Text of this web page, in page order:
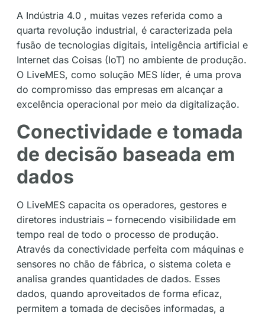
A Indústria 4.0 , muitas vezes referida como a
quarta revolução industrial, é caracterizada pela
fusão de tecnologias digitais, inteligência artificial e
Internet das Coisas (IoT) no ambiente de produção.
O LiveMES, como solução MES líder, é uma prova
do compromisso das empresas em alcançar a
excelência operacional por meio da digitalização.
Conectividade e tomada
de decisão baseada em
dados
O LiveMES capacita os operadores, gestores e
diretores industriais – fornecendo visibilidade em
tempo real de todo o processo de produção.
Através da conectividade perfeita com máquinas e
sensores no chão de fábrica, o sistema coleta e
analisa grandes quantidades de dados. Esses
dados, quando aproveitados de forma eficaz,
permitem a tomada de decisões informadas, a